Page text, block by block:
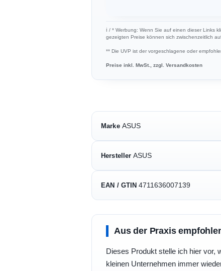
ℹ︎ / * Werbung: Wenn Sie auf einen dieser Links
gezeigten Preise können sich zwischenzeitlich
** Die UVP ist der vorgeschlagene oder
Preise inkl. MwSt., zzgl. Versandkosten
Marke ASUS
Hersteller ASUS
EAN / GTIN 4711636007139
Aus der Praxis
Dieses Produkt stelle ich hier vor,
kleinen Unternehmen immer